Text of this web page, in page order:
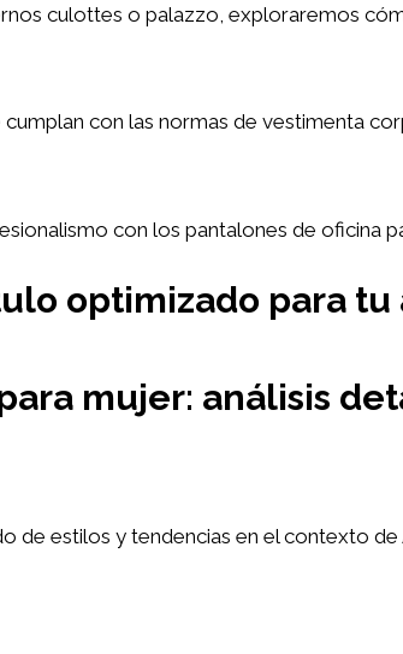
culottes o palazzo, exploraremos
con las normas de vestimenta
con los pantalones de oficina
optimizado para
mujer: análisis
de estilos y tendencias en el contexto de